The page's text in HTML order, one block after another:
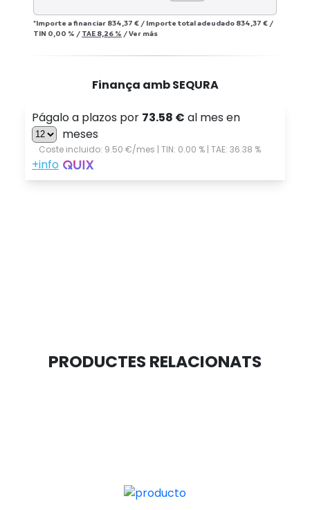
*Importe a financiar 834,37 € / Importe total adeudado 834,37 € /
TIN 0,00 % / TAE 8,26 % /Ver más
Finança amb SEQURA
PRODUCTES RELACIONATS